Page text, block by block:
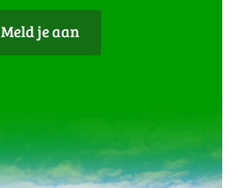
Meld je aan